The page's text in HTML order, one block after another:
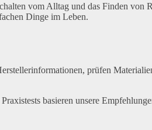
vom Alltag und das Finden von
Dinge im Leben.
prüfen
basieren unsere